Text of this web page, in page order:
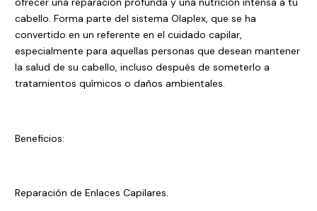
cabello. Forma parte del sistema Olaplex, que se ha
convertido en un referente en el cuidado capilar,
especialmente para aquellas personas que desean mantener
la salud de su cabello, incluso después de someterlo a
tratamientos químicos o daños ambientales.
Beneficios:
Reparación de Enlaces Capilares.